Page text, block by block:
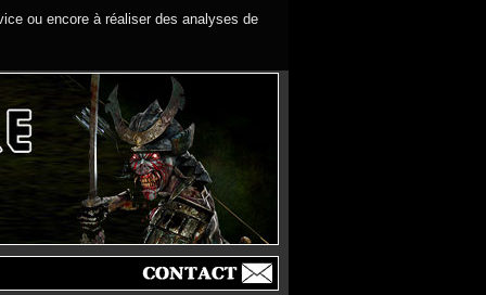
ou encore à réaliser des analyses de